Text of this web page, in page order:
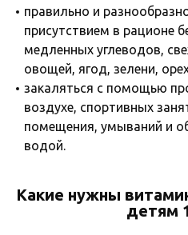
правильно и
присутствием в рационе
медленных углеводов,
овощей, ягод, зелени,
закаляться с помощью
воздухе, спортивных
помещения, умываний и
водой.
Какие нужны
детям